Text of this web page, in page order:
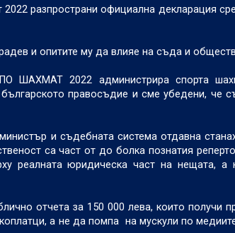
разпространи официална декларация
и опитите му да влияе на съда и
ШАХМАТ 2022 администрира спорта
правосъдие и сме убедени, че
и съдебната система отдавна
са част от до болка познатия
реалната юридическа част на нещата, а
отчета за 150 000 лева, които получи
а не да помпа на мускули по